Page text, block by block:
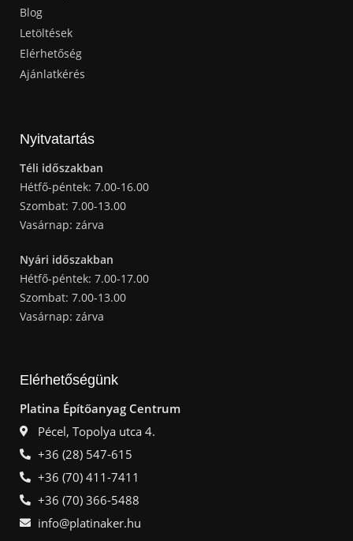
Blog
Letöltések
Elérhetőség
Ajánlatkérés
Nyitvatartás
Téli időszakban
Hétfő-péntek: 7.00-16.00
Szombat: 7.00-13.00
Vasárnap: zárva
Nyári időszakban
Hétfő-péntek: 7.00-17.00
Szombat: 7.00-13.00
Vasárnap: zárva
Elérhetőségünk
Platina Építőanyag Centrum
Pécel, Topolya utca 4.
+36 (28) 547-615
+36 (70) 411-7411
+36 (70) 366-5488
info@platinaker.hu